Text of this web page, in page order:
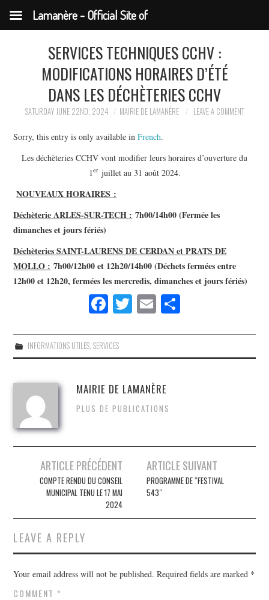
SERVICES TECHNIQUES CCHV :
MODIFICATIONS HORAIRES D’ÉTÉ
DANS LES DÉCHÈTERIES CCHV
SATURDAY JUNE 22ND, 2024 MAIRIE DE LAMANÈRE LEAVE A COMMENT
Sorry, this entry is only available inFrench.
Les déchèteries CCHV vont modifier leurs horaires d’ouverture du
1erjuillet au 31 août 2024.
NOUVEAUX HORAIRES :
Déchèterie ARLES-SUR-TECH : 7h00/14h00 (Fermée les
dimanches et jours fériés)
Déchèteries SAINT-LAURENS DE CERDAN et PRATS DE
MOLLO : 7h00/12h00 et 12h20/14h00 (Déchets fermées entre
12h00 et 12h20, fermées les mercredis, dimanches et jours fériés)
Fa
ce
bo
ok
T
wi
tte
r
E
m
ailre
INFORMATIONS UTILES, SERVICES
MAIRIE DE LAMANÈRE
PLUS DE PUBLICATIONS
navigation
ARTICLE PRÉCÉDENT
COMPTE RENDU DU CONSEIL
MUNICIPAL TENU LE 17 MAI
2024
ARTICLE SUIVANT
PROGRAMME DE “FESTIVAL
543″
LEAVE A REPLY
Your email address will not be published. Required fields are marked *
COMMENT *
Lamanère - Official Site of
the Municipality